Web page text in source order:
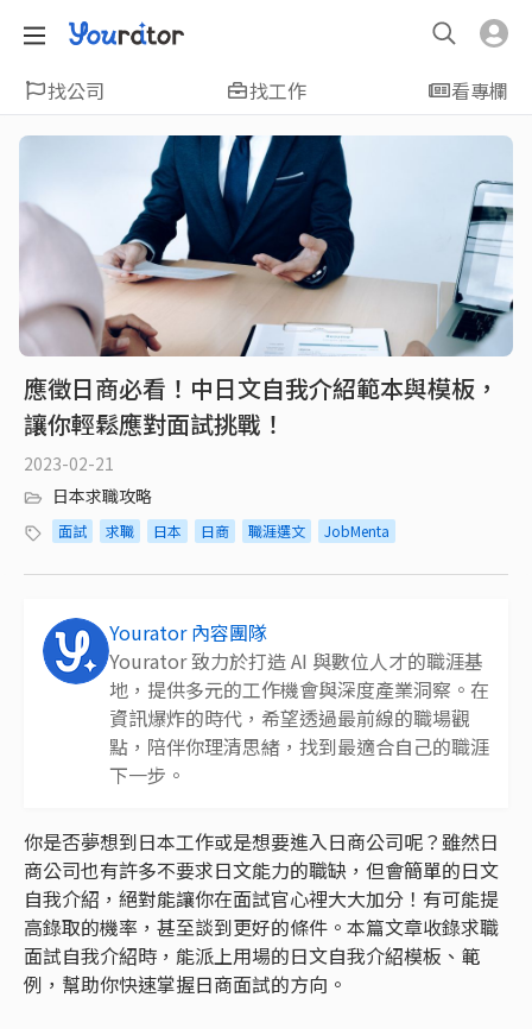
找公司 找工作 看專欄
應徵日商必看！中日文自我介紹範本與模板，
讓你輕鬆應對面試挑戰！
2023-02-21
日本求職攻略
面試 求職 日本 日商 職涯選文 JobMenta
Yourator 內容團隊
Yourator 致力於打造 AI 與數位人才的職涯基
地，提供多元的工作機會與深度產業洞察。在
資訊爆炸的時代，希望透過最前線的職場觀
點，陪伴你理清思緒，找到最適合自己的職涯
下一步。
你是否夢想到日本工作或是想要進入日商公司呢？雖然日
商公司也有許多不要求日文能力的職缺，但會簡單的日文
自我介紹，絕對能讓你在面試官心裡大大加分！有可能提
高錄取的機率，甚至談到更好的條件。本篇文章收錄求職
面試自我介紹時，能派上用場的日文自我介紹模板、範
例，幫助你快速掌握日商面試的方向。